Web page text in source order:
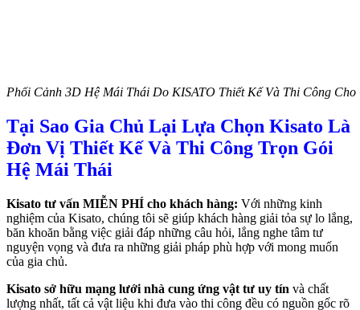
Phối Cảnh 3D Hệ Mái Thái Do KISATO Thiết Kế Và Thi Công
Tại Sao Gia Chủ Lại Lựa Chọn Kisato Là
Đơn Vị Thiết Kế Và Thi Công Trọn Gói
Hệ Mái Thái
Kisato tư vấn MIỄN PHÍ cho khách hàng: Với những kinh
nghiệm của Kisato, chúng tôi sẽ giúp khách hàng giải tỏa sự lo lắng,
băn khoăn bằng việc giải đáp những câu hỏi, lắng nghe tâm tư
nguyện vọng và đưa ra những giải pháp phù hợp với mong muốn
của gia chủ.
Kisato sở hữu mạng lưới nhà cung ứng vật tư uy tín và chất
lượng nhất, tất cả vật liệu khi đưa vào thi công đều có nguồn gốc rõ